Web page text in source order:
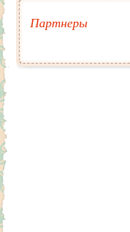
Партнеры